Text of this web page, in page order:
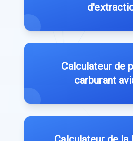
Calculateur de
carburant